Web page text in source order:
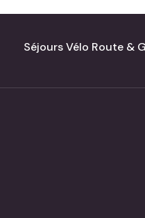
Séjours Vélo Route &